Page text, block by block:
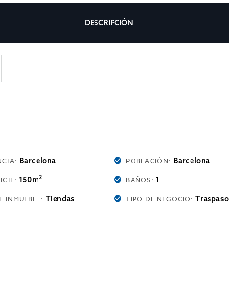
DESCRIPCIÓN
Barcelona POBLACIÓN: Barcelona
150m2 BAÑOS: 1
INMUEBLE: Tiendas TIPO DE NEGOCIO:Traspaso